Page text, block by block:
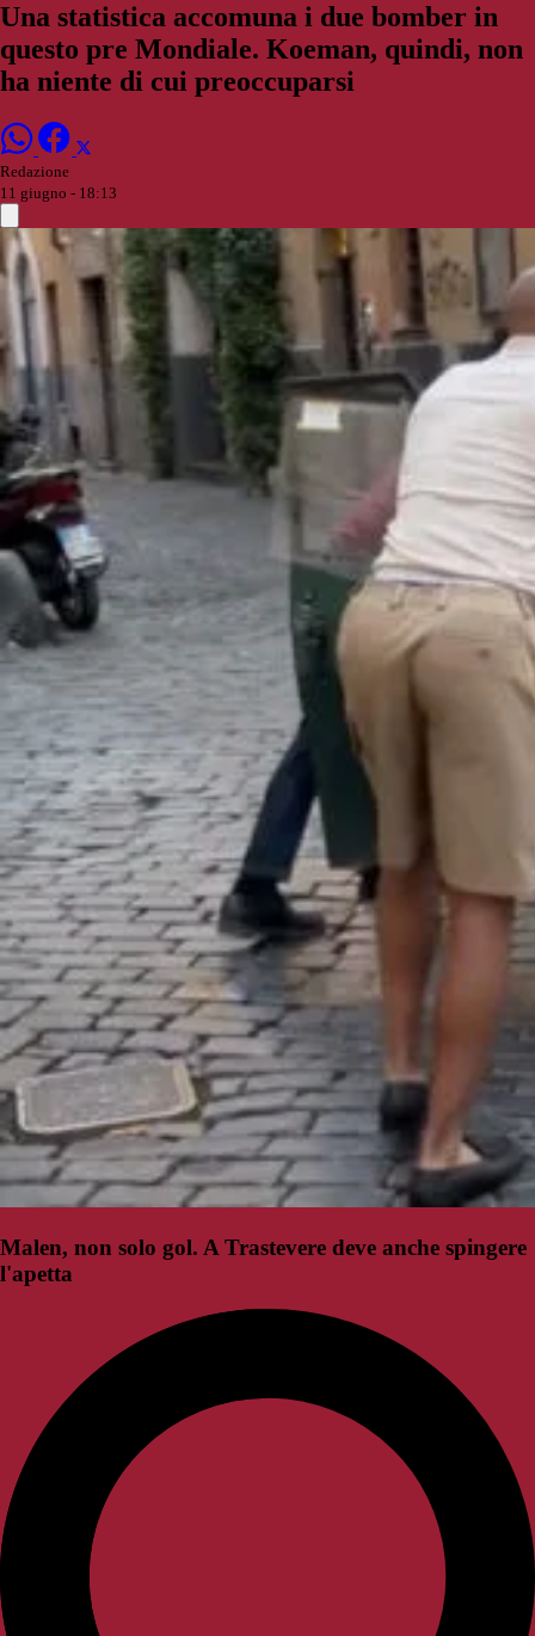
Una statistica accomuna i due bomber in
questo pre Mondiale. Koeman, quindi, non
ha niente di cui preoccuparsi
Redazione
11 giugno - 18:13
Malen, non solo gol. A Trastevere deve anche spingere
l'apetta